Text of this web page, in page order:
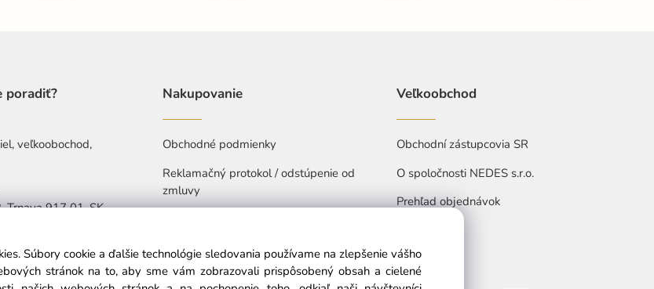
poradiť?
veľkoobochod,
Trnava 917 01, SK
15:30
Nakupovanie
Obchodné podmienky
Reklamačný protokol / odstúpenie od
zmluvy
Vyhlásenie o prístupnosti
Veľkoobchod
Obchodní zástupcovia SR
O spoločnosti NEDES s.r.o.
Prehľad objednávok
Súbory cookie a ďalšie technológie sledovania používame na zlepšenie vášho
stránok na to, aby sme vám zobrazovali prispôsobený obsah a cielené